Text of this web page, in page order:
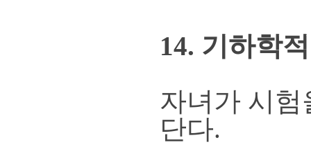
14. 기하학
자녀가 시
단다.